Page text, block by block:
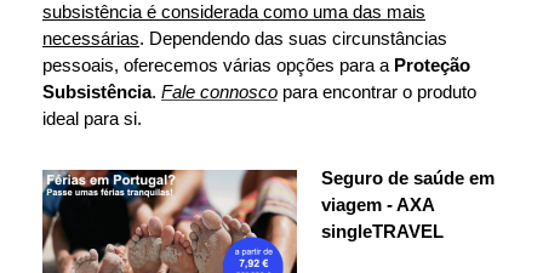
subsistência é considerada como uma das mais
necessárias. Dependendo das suas circunstâncias
pessoais, oferecemos várias opções para a Proteção
Subsistência. Fale connosco para encontrar o produto
ideal para si.
Seguro de saúde em
viagem - AXA
singleTRAVEL